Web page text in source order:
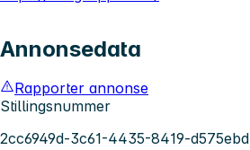
Annonsedata
Rapporter annonse
Stillingsnummer
2cc6949d-3c61-4435-8419-